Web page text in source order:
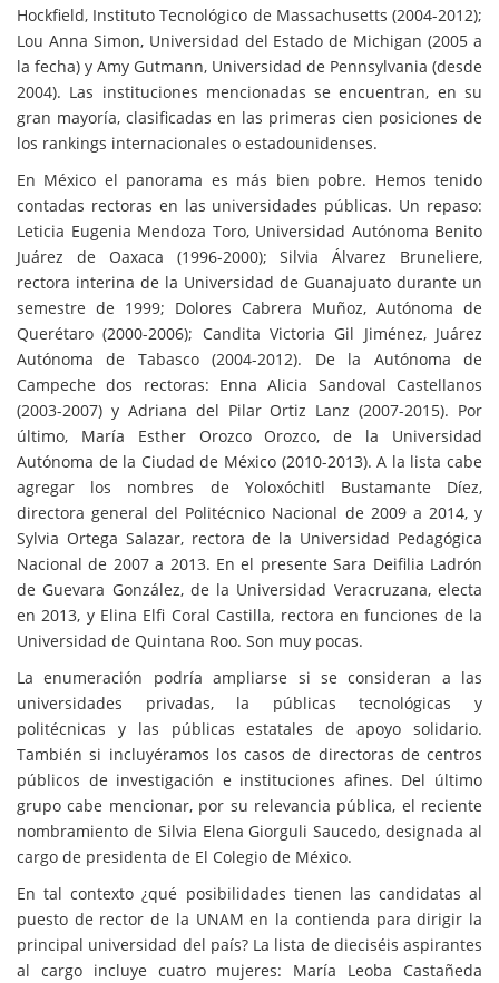
Hockfield, Instituto Tecnológico de Massachusetts (2004-2012);
Lou Anna Simon, Universidad del Estado de Michigan (2005 a
la fecha) y Amy Gutmann, Universidad de Pennsylvania (desde
2004). Las instituciones mencionadas se encuentran, en su
gran mayoría, clasificadas en las primeras cien posiciones de
los rankings internacionales o estadounidenses.
En México el panorama es más bien pobre. Hemos tenido
contadas rectoras en las universidades públicas. Un repaso:
Leticia Eugenia Mendoza Toro, Universidad Autónoma Benito
Juárez de Oaxaca (1996-2000); Silvia Álvarez Bruneliere,
rectora interina de la Universidad de Guanajuato durante un
semestre de 1999; Dolores Cabrera Muñoz, Autónoma de
Querétaro (2000-2006); Candita Victoria Gil Jiménez, Juárez
Autónoma de Tabasco (2004-2012). De la Autónoma de
Campeche dos rectoras: Enna Alicia Sandoval Castellanos
(2003-2007) y Adriana del Pilar Ortiz Lanz (2007-2015). Por
último, María Esther Orozco Orozco, de la Universidad
Autónoma de la Ciudad de México (2010-2013). A la lista cabe
agregar los nombres de Yoloxóchitl Bustamante Díez,
directora general del Politécnico Nacional de 2009 a 2014, y
Sylvia Ortega Salazar, rectora de la Universidad Pedagógica
Nacional de 2007 a 2013. En el presente Sara Deifilia Ladrón
de Guevara González, de la Universidad Veracruzana, electa
en 2013, y Elina Elfi Coral Castilla, rectora en funciones de la
Universidad de Quintana Roo. Son muy pocas.
La enumeración podría ampliarse si se consideran a las
universidades privadas, la públicas tecnológicas y
politécnicas y las públicas estatales de apoyo solidario.
También si incluyéramos los casos de directoras de centros
públicos de investigación e instituciones afines. Del último
grupo cabe mencionar, por su relevancia pública, el reciente
nombramiento de Silvia Elena Giorguli Saucedo, designada al
cargo de presidenta de El Colegio de México.
En tal contexto ¿qué posibilidades tienen las candidatas al
puesto de rector de la UNAM en la contienda para dirigir la
principal universidad del país? La lista de dieciséis aspirantes
al cargo incluye cuatro mujeres: María Leoba Castañeda